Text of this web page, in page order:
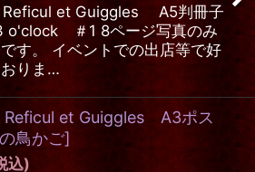
Reficul et Guiggles A5判冊子
o'clock ＃1 8ページ写真のみ
す。 イベントでの出店等で好
りま…
Reficul et Guiggles A3ポス
鳥かご]
込)